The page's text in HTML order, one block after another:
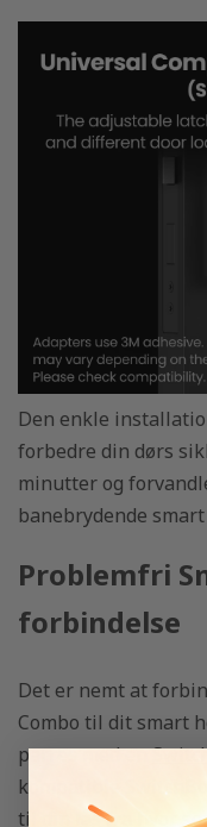
Den enkle
forbedre din dørs
minutter og
banebrydende
Problemfri
forbindelse
Det er nemt at
Combo til dit smart
parres med en
kompatible
til din lås fra hvor